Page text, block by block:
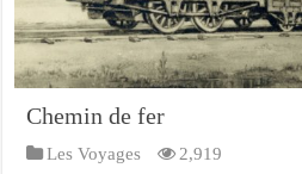
Chemin de fer
Les Voyages 2,919